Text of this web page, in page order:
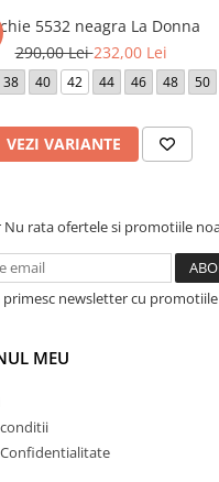
are elastic in talie si se mai
pantalon cuprinsa intre 95 cm
Nuanta produsului poate diferi
5532 neagra La Donna
290,00 Lei232,00 Lei
38 40 42 44 46 48 50
VEZI VARIANTE
Nu rata ofertele si promotiile
primesc newsletter cu
MEU